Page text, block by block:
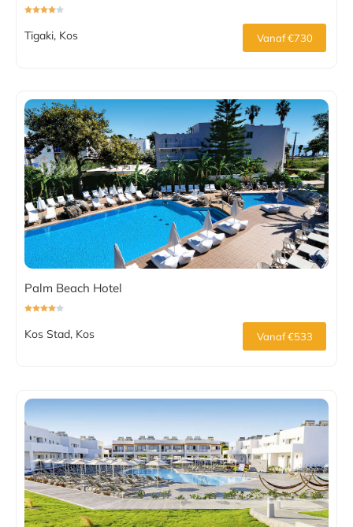
Tigaki, Kos Vanaf €730
Palm Beach Hotel
Kos Stad, Kos Vanaf €533